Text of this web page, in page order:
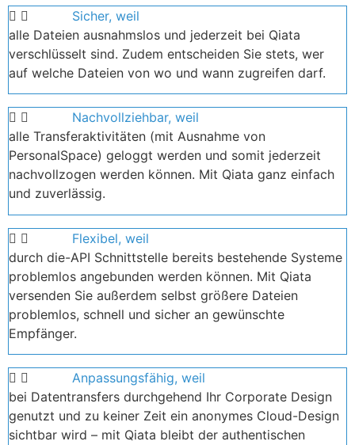
Sicher, weil
alle Dateien ausnahmslos und jederzeit bei Qiata
verschlüsselt sind. Zudem entscheiden Sie stets, wer
auf welche Dateien von wo und wann zugreifen darf.
Nachvollziehbar, weil
alle Transferaktivitäten (mit Ausnahme von
PersonalSpace) geloggt werden und somit jederzeit
nachvollzogen werden können. Mit Qiata ganz einfach
und zuverlässig.
Flexibel, weil
durch die-API Schnittstelle bereits bestehende Systeme
problemlos angebunden werden können. Mit Qiata
versenden Sie außerdem selbst größere Dateien
problemlos, schnell und sicher an gewünschte
Empfänger.
Anpassungsfähig, weil
bei Datentransfers durchgehend Ihr Corporate Design
genutzt und zu keiner Zeit ein anonymes Cloud-Design
sichtbar wird – mit Qiata bleibt der authentischen